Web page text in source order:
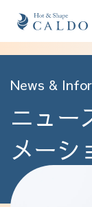
施設案内
プログラム
スケジュール
料金
News &
ニュー
メーシ